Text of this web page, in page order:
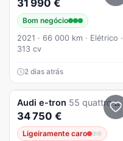
31 990 €
Bom negócio
2021 · 66 000 km · Elétrico ·
313 cv
2 dias atrás
Audi e-tron 55 quattro s line
34 750 €
Ligeiramente caro